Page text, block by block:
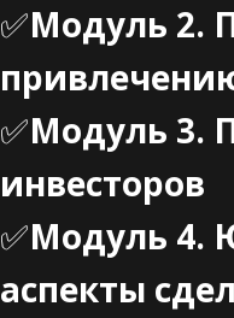
✅Модуль 2.
✅Модуль 3.
инвесторов
✅Модуль 4.
аспекты